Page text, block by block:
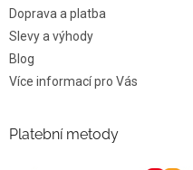
Doprava a platba
Slevy a výhody
Blog
Více informací pro Vás
Platební metody